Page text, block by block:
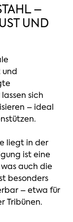
–
UND
und
lassen sich
– ideal
liegt in der
ist eine
was auch die
besonders
– etwa für
Tribünen.